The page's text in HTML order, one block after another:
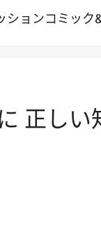
ションコミック
正しい